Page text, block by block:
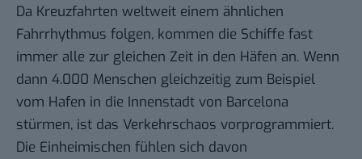
Da Kreuzfahrten weltweit einem ähnlichen
Fahrrhythmus folgen, kommen die Schiffe fast
immer alle zur gleichen Zeit in den Häfen an. Wenn
dann 4.000 Menschen gleichzeitig zum Beispiel
vom Hafen in die Innenstadt von Barcelona
stürmen, ist das Verkehrschaos vorprogrammiert.
Die Einheimischen fühlen sich davon